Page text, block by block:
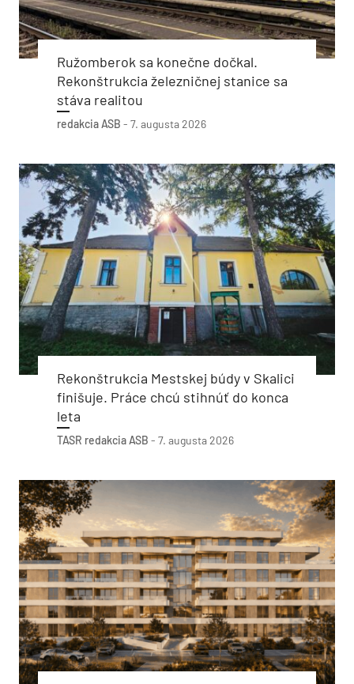
Ružomberok sa konečne dočkal.
Rekonštrukcia železničnej stanice sa
stáva realitou
redakcia ASB - 7. augusta 2026
Rekonštrukcia Mestskej búdy v Skalici
finišuje. Práce chcú stihnúť do konca
leta
TASR redakcia ASB - 7. augusta 2026